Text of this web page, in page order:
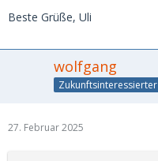
Beste Grüße, Uli
wolfgang
Zukunftsinteressierter
27. Februar 2025